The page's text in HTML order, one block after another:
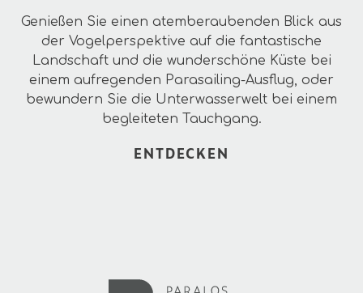
Genießen Sie einen atemberaubenden Blick aus
der Vogelperspektive auf die fantastische
Landschaft und die wunderschöne Küste bei
einem aufregenden Parasailing-Ausflug, oder
bewundern Sie die Unterwasserwelt bei einem
begleiteten Tauchgang.
ENTDECKEN